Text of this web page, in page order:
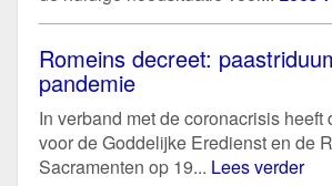
Romeins decreet:
pandemie
In verband met de coronacrisis heeft
voor de Goddelijke Eredienst en de
Sacramenten op 19... Lees verder